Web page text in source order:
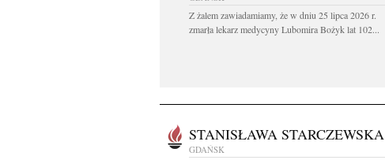
Z żalem zawiadamiamy, że w dniu 25 lipca 2026 r.
zmarła lekarz medycyny Lubomira Bożyk lat 102...
STANISŁAWA STARCZEWSKA
GDAŃSK